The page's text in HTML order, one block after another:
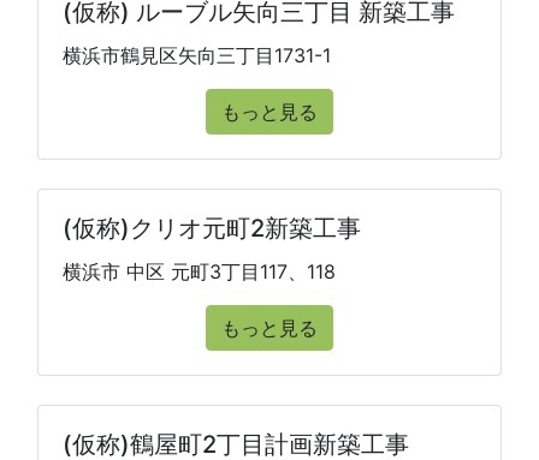
(仮称) ルーブル矢向三丁目 新築工事
横浜市鶴見区矢向三丁目1731-1
もっと見る
(仮称)クリオ元町2新築工事
横浜市 中区 元町3丁目117、118
もっと見る
(仮称)鶴屋町2丁目計画新築工事